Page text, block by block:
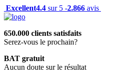
Excellent4.4 sur 5 -2.866 avis
650.000 clients satisfaits
Serez-vous le prochain?
BAT gratuit
Aucun doute sur le résultat